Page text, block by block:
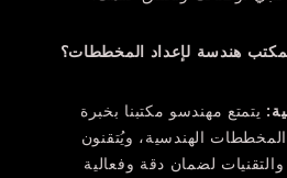
هندسة لإعداد المخططات؟
: يتمتع مهندسو مكتبنا بخبرة
الهندسية، ويُتقنون
لضمان دقة وفعالية